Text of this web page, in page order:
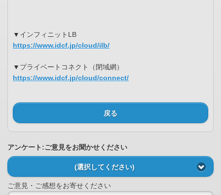
▼インフィニットLB
https://www.idcf.jp/cloud/ilb/
▼プライベートコネクト（閉域網）
https://www.idcf.jp/cloud/connect/
戻る
アンケート:ご意見をお聞かせください
(選択してください)
ご意見・ご感想をお寄せください